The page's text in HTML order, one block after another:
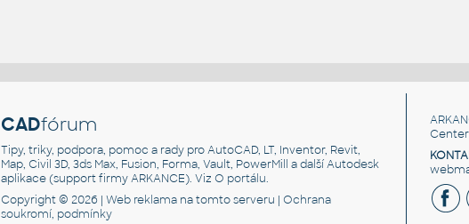
CADfórum
Tipy, triky, podpora, pomoc a rady pro AutoCAD, LT, Inventor, Revit,
Map, Civil 3D, 3ds Max, Fusion, Forma, Vault, PowerMill a další Autodesk
aplikace (support firmy ARKANCE). VizO portálu.
Copyright © 2026 |Web reklama na tomto serveru |Ochrana
soukromí, podmínky